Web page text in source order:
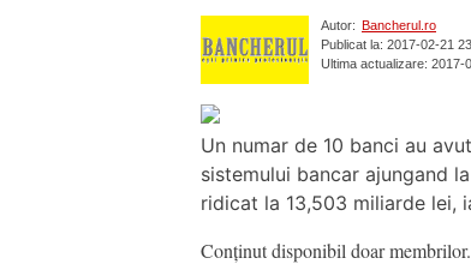
Autor:
Bancherul.ro
Publicat la: 2017-02-21
Ultima actualizare: 2017-
Un numar de 10 banci au
sistemului bancar ajungand
ridicat la 13,503 miliarde lei,
Conținut disponibil doar